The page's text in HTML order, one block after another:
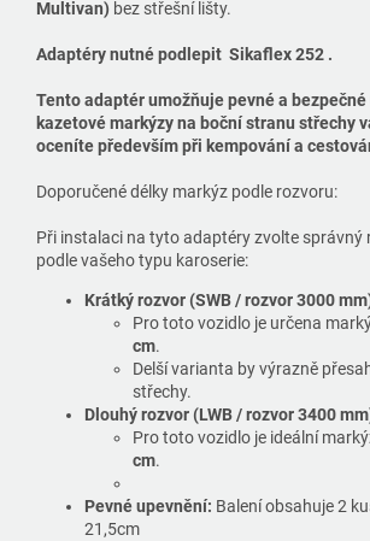
Multivan) bez střešní lišty.
Adaptéry nutné podlepit Sikaflex 252 .
Tento adaptér umožňuje pevné a
kazetové markýzy na boční stranu střechy
oceníte především při kempování a
Doporučené délky markýz podle rozvoru:
Při instalaci na tyto adaptéry zvolte správný
podle vašeho typu karoserie:
Krátký rozvor (SWB / rozvor 3000
Pro toto vozidlo je určena
cm.
Delší varianta by výrazně
střechy.
Dlouhý rozvor (LWB / rozvor 3400
Pro toto vozidlo je ideální
cm.
Pevné upevnění: Balení obsahuje 2
21,5cm